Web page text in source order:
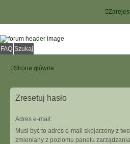
FAQ Szukaj
Strona główna
Zresetuj hasło
Adres e-mail:
Musi być to adres e-mail skojarzony z
zmieniany z poziomu panelu